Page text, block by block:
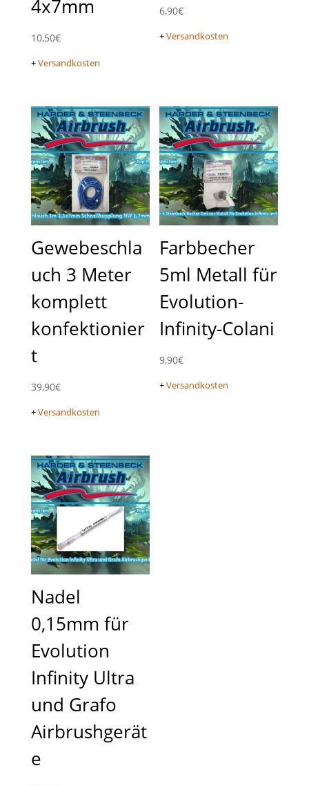
4x7mm
10,50€
+Versandkosten
6,90€
+Versandkosten
Gewebeschla
uch 3 Meter
komplett
konfektionier
t
39,90€
+Versandkosten
Farbbecher
5ml Metall für
Evolution-
Infinity-Colani
9,90€
+Versandkosten
Nadel
0,15mm für
Evolution
Infinity Ultra
und Grafo
Airbrushgerät
e